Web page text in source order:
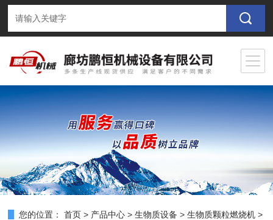
您的位置： 首页 > 产品中心 >生物质设备 >生物质颗粒燃烧机 >